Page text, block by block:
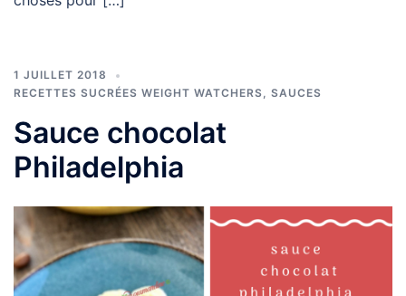
1 JUILLET 2018
RECETTES SUCRÉES WEIGHT WATCHERS, SAUCES
Sauce chocolat
Philadelphia